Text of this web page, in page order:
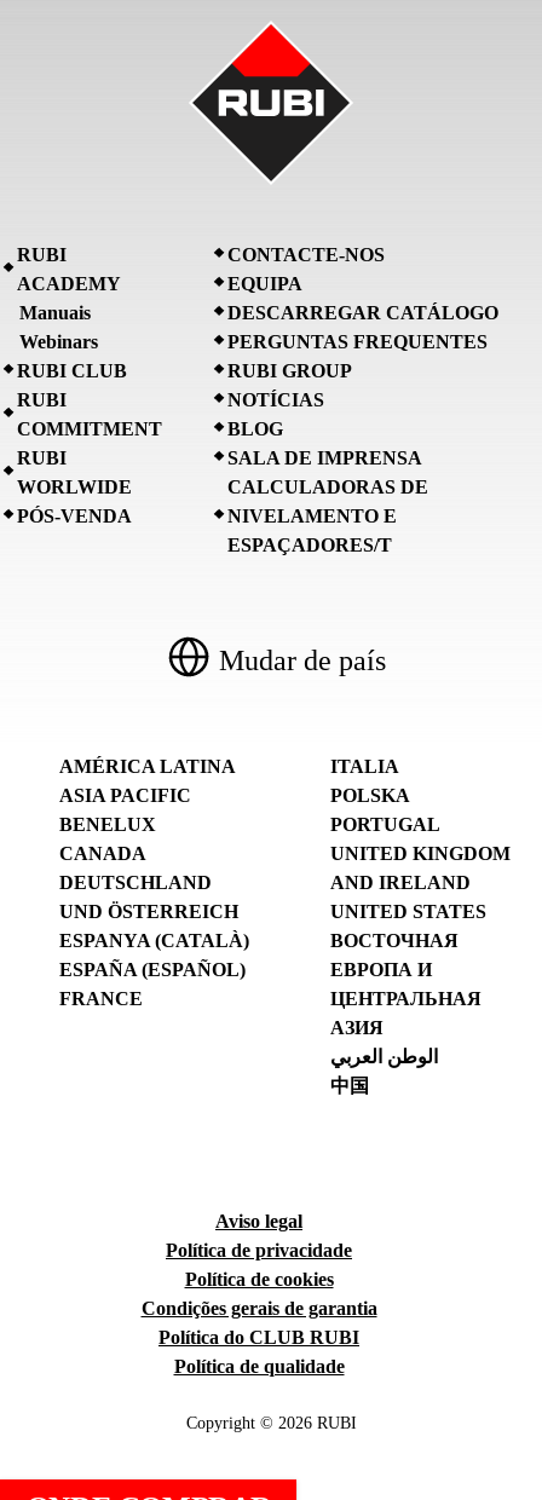
RUBI
ACADEMY
Manuais
Webinars
RUBI CLUB
RUBI
COMMITMENT
RUBI
WORLWIDE
PÓS-VENDA
CONTACTE-NOS
EQUIPA
DESCARREGAR CATÁLOGO
PERGUNTAS FREQUENTES
RUBI GROUP
NOTÍCIAS
BLOG
SALA DE IMPRENSA
CALCULADORAS DE
NIVELAMENTO E
ESPAÇADORES/T
Mudar de país
AMÉRICA LATINA
ASIA PACIFIC
BENELUX
CANADA
DEUTSCHLAND
UND ÖSTERREICH
ESPANYA (CATALÀ)
ESPAÑA (ESPAÑOL)
FRANCE
ITALIA
POLSKA
PORTUGAL
UNITED KINGDOM
AND IRELAND
UNITED STATES
ВОСТОЧНАЯ
ЕВРОПА И
ЦЕНТРАЛЬНАЯ
АЗИЯ
الوطن العربي
中国
Aviso legal
Política de privacidade
Política de cookies
Condições gerais de garantia
Política do CLUB RUBI
Política de qualidade
Copyright © 2026 RUBI